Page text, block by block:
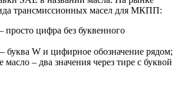
трансмиссионных масел для МКПП:
просто цифра без буквенного
буква W и цифирное обозначение рядом;
масло – два значения через тире с буквой